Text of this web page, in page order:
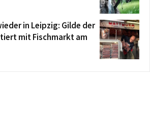
in Leipzig: Gilde der
mit Fischmarkt am